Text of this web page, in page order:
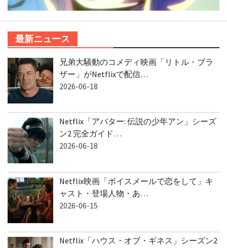
最新ニュース
兄弟大騒動のコメディ映画「リトル・ブラ
ザー」がNetflixで配信…
2026-06-18
Netflix「アバター: 伝説の少年アン」シーズ
ン2 完全ガイド…
2026-06-18
Netflix映画「ボイスメールで恋をして」キ
ャスト・登場人物・あ…
2026-06-15
Netflix「ハウス・オブ・ギネス」シーズン2